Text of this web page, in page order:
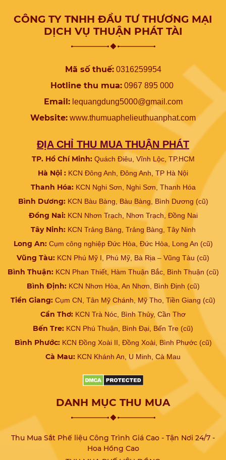
CÔNG TY TNHH ĐẦU TƯ THƯƠNG MẠI
DỊCH VỤ THUẬN PHÁT TÀI
Mã số thuế:0316259954
Hotline thu mua: 0967 895 000
Email:lequangdung5000@gmail.com
Website: www.thumuaphelieuthuanphat.com
ĐỊA CHỈ THU MUA THUẬN PHÁT
TP. Hồ Chí Minh:Quách Điêu, Vĩnh Lộc, TP.HCM
Hà Nội : KCN Đông Anh, Đông Anh, TP Hà Nội
Thanh Hóa:KCN Nghi Sơn, Nghi Sơn, Thanh Hóa
Bình Dương:KCN Bàu Bàng, Bàu Bàng, Bình Dương (cũ)
Đồng Nai: KCN Nhơn Trạch, Nhơn Trạch, Đồng Nai
Tây Ninh: KCN Trảng Bàng, Trảng Bàng, Tây Ninh
Long An: Cụm công nghiệp Đức Hòa, Đức Hòa, Long An (cũ)
Vũng Tàu: KCN Phú Mỹ I, Phú Mỹ, Bà Rịa – Vũng Tàu (cũ)
Bình Thuận:KCN Phan Thiết, Hàm Thuận Bắc, Bình Thuận (cũ)
Bình Định: KCN Nhơn Hòa, An Nhơn, Bình Định (cũ)
Tiền Giang: Cụm CN, Tân Mỹ Chánh, Mỹ Tho, Tiền Giang (cũ)
Cần Thơ: KCN Trà Nóc, Bình Thủy, Cần Thơ
Bến Tre: KCN Phú Thuận, Bình Đại, Bến Tre (cũ)
Bình Phước: KCN Đồng Xoài II, Đồng Xoài, Bình Phước (cũ)
Cà Mau: KCN Khánh An, U Minh, Cà Mau
DANH MỤC THU MUA
Thu Mua Sắt Phế liệu Công Trình Giá Cao - Tận Nơi 24/7 -
Hoa Hồng Cao